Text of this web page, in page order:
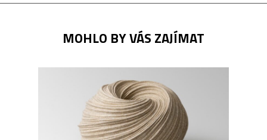
MOHLO BY VÁS ZAJÍMAT